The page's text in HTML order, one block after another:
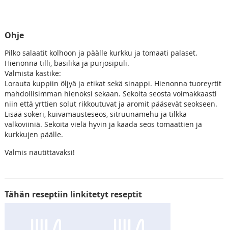
Ohje
Pilko salaatit kolhoon ja päälle kurkku ja tomaati palaset.
Hienonna tilli, basilika ja purjosipuli.
Valmista kastike:
Lorauta kuppiin öljyä ja etikat sekä sinappi. Hienonna tuoreyrtit
mahdollisimman hienoksi sekaan. Sekoita seosta voimakkaasti
niin että yrttien solut rikkoutuvat ja aromit pääsevät seokseen.
Lisää sokeri, kuivamausteseos, sitruunamehu ja tilkka
valkoviiniä. Sekoita vielä hyvin ja kaada seos tomaattien ja
kurkkujen päälle.
Valmis nautittavaksi!
Tähän reseptiin linkitetyt reseptit